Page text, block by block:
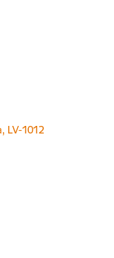
LV-1012